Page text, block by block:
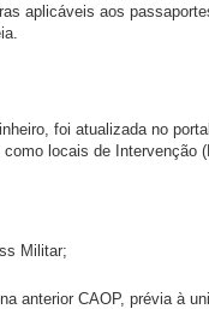
aplicáveis aos
foi atualizada no
locais de Intervenção
Militar;
anterior CAOP, prévia à